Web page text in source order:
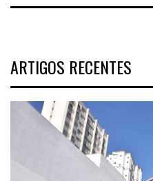
Inspirações de looks
ARTIGOS RECENTES